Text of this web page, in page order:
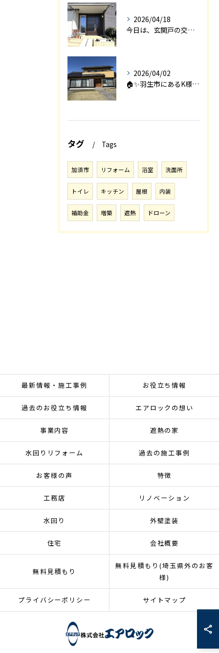
2026/04/18
今日は、玄関戸の交換工事をご紹介します🚪✨。
2026/04/02
🏠✨羽生市にあるK様邸は、2008年に㈱エアロックで新築され...
タグ Tags
加須市 リフォーム 浴室 洗面所
トイレ キッチン 屋根 内装
補助金 増築 遮熱 ドローン
最新情報・施工事例 お役立ち情報
過去のお役立ち情報 エアロックの想い
事業内容 遮熱の家
水回りリフォーム 過去の施工事例
お客様の声 特徴
工務店 リノベーション
水回り 外壁塗装
住宅 会社概要
無料見積もり
無料見積もり(埼玉県外のお客
様)
プライバシーポリシー サイトマップ